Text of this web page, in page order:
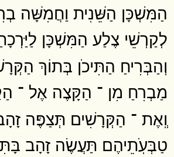
הַמִּשְׁכָּן הַשֵּׁנִית וַחֲמִשָּׁה
לְקַרְשֵׁי צֶלַע הַמִּשְׁכָּן
וְהַבְּרִיחַ הַתִּיכֹן בְּתוֹךְ
מַבְרִחַ מִן ־ הַקָּצֶה אֶל ־
וְֽאֶת ־ הַקְּרָשִׁים תְּצַפֶּה
טַבְּעֹֽתֵיהֶם תַּעֲשֶׂה זָהָב